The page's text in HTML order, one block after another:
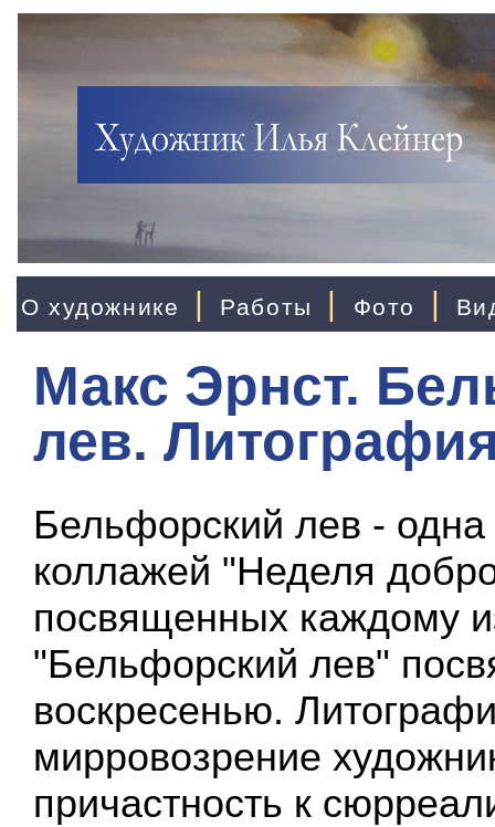
О художнике | Работы | Фото |
Макс Эрнст.
лев.
Бельфорский лев - одна
коллажей "Неделя
посвященных каждому
"Бельфорский лев"
воскресенью.
мирровозрение
причастность к